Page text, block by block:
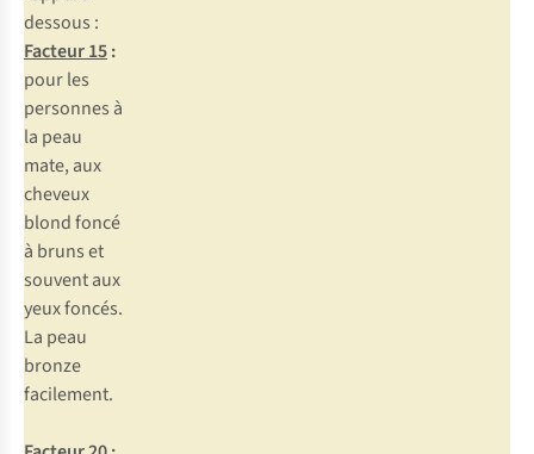
dessous :
Facteur 15:
pour les
personnes à
la peau
mate, aux
cheveux
blond foncé
à bruns et
souvent aux
yeux foncés.
La peau
bronze
facilement.